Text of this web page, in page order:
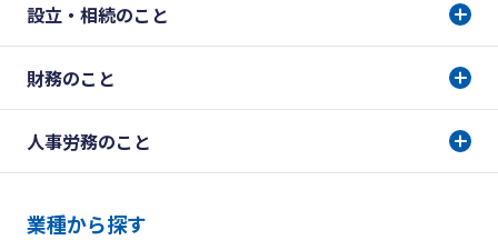
設立・相続のこと
財務のこと
人事労務のこと
業種から探す